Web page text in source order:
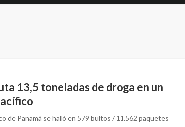
13,5 toneladas de droga en un
de Panamá se halló en 579 bultos / 11.562 paquetes